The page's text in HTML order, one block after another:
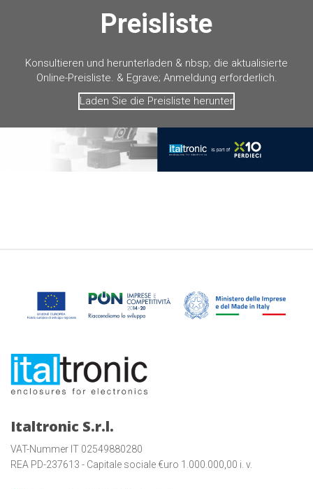
Preisliste
Konsultieren und herunterladen & nbsp; die aktualisierte
Online-Preisliste. & Egrave; Anmeldung erforderlich.
Laden Sie die Preisliste herunter
Italtronic S.r.l.
VAT-Nummer IT 02549880280
REA PD-237613 - Capitale sociale €uro 1.000.000,00 i. v.